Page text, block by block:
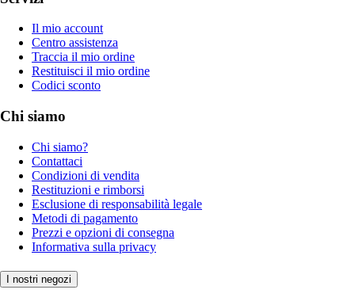
Il mio account
Centro assistenza
Traccia il mio ordine
Restituisci il mio ordine
Codici sconto
Chi siamo
Chi siamo?
Contattaci
Condizioni di vendita
Restituzioni e rimborsi
Esclusione di responsabilità legale
Metodi di pagamento
Prezzi e opzioni di consegna
Informativa sulla privacy
I nostri negozi